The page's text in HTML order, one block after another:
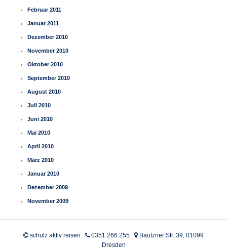
Februar 2011
Januar 2011
Dezember 2010
November 2010
Oktober 2010
September 2010
August 2010
Juli 2010
Juni 2010
Mai 2010
April 2010
März 2010
Januar 2010
Dezember 2009
November 2009
schulz aktiv reisen 0351 266 255
Bautzner Str. 39, 01099
Dresden